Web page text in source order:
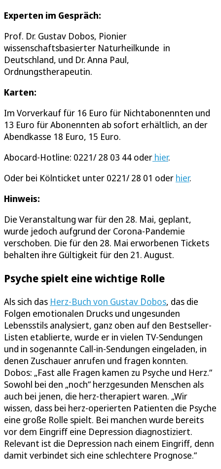
Experten im Gespräch:
Prof. Dr. Gustav Dobos, Pionier
wissenschaftsbasierter Naturheilkunde in
Deutschland, und Dr. Anna Paul,
Ordnungstherapeutin.
Karten:
Im Vorverkauf für 16 Euro für Nichtabonennten und
13 Euro für Abonennten ab sofort erhältlich, an der
Abendkasse 18 Euro, 15 Euro.
Abocard-Hotline: 0221/ 28 03 44 oder hier.
Oder bei Kölnticket unter 0221/ 28 01 oder hier.
Hinweis:
Die Veranstaltung war für den 28. Mai, geplant,
wurde jedoch aufgrund der Corona-Pandemie
verschoben. Die für den 28. Mai erworbenen Tickets
behalten ihre Gültigkeit für den 21. August.
Psyche spielt eine wichtige Rolle
Als sich das Herz-Buch von Gustav Dobos, das die
Folgen emotionalen Drucks und ungesunden
Lebensstils analysiert, ganz oben auf den Bestseller-
Listen etablierte, wurde er in vielen TV-Sendungen
und in sogenannte Call-in-Sendungen eingeladen, in
denen Zuschauer anrufen und fragen konnten.
Dobos: „Fast alle Fragen kamen zu Psyche und Herz.“
Sowohl bei den „noch“ herzgesunden Menschen als
auch bei jenen, die herz-therapiert waren. „Wir
wissen, dass bei herz-operierten Patienten die Psyche
eine große Rolle spielt. Bei manchen wurde bereits
vor dem Eingriff eine Depression diagnostiziert.
Relevant ist die Depression nach einem Eingriff, denn
damit verbindet sich eine schlechtere Prognose.“